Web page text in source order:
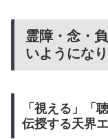
霊障・念・
いようにな
「視える」「
伝授する天界